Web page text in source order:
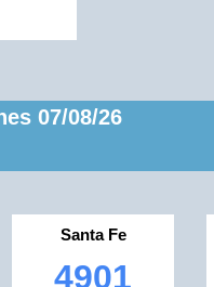
07/08/26
Santa Fe
4901